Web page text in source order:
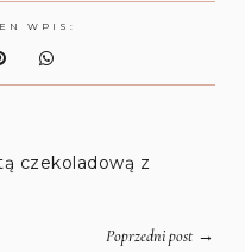
WPIS:
czekoladową z
Poprzedni post→